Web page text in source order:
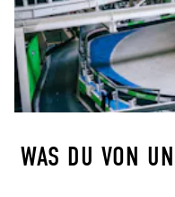
WAS DU VON